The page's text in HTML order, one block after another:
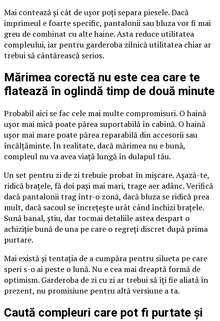
Mai contează și cât de ușor poți separa piesele. Dacă
imprimeul e foarte specific, pantalonii sau bluza vor fi mai
greu de combinat cu alte haine. Asta reduce utilitatea
compleului, iar pentru garderoba zilnică utilitatea chiar ar
trebui să cântărească serios.
Mărimea corectă nu este cea care te
flatează în oglindă timp de două minute
Probabil aici se fac cele mai multe compromisuri. O haină
ușor mai mică poate părea suportabilă în cabină. O haină
ușor mai mare poate părea reparabilă din accesorii sau
încălțăminte. În realitate, dacă mărimea nu e bună,
compleul nu va avea viață lungă în dulapul tău.
Un set pentru zi de zi trebuie probat în mișcare. Așază-te,
ridică brațele, fă doi pași mai mari, trage aer adânc. Verifică
dacă pantalonii trag într-o zonă, dacă bluza se ridică prea
mult, dacă sacoul se încrețește urât când închizi brațele.
Sună banal, știu, dar tocmai detaliile astea despart o
achiziție bună de una pe care o regreți discret după prima
purtare.
Mai există și tentația de a cumpăra pentru silueta pe care
speri s-o ai peste o lună. Nu e cea mai dreaptă formă de
optimism. Garderoba de zi cu zi ar trebui să îți fie aliată în
prezent, nu promisiune pentru altă versiune a ta.
Caută compleuri care pot fi purtate și